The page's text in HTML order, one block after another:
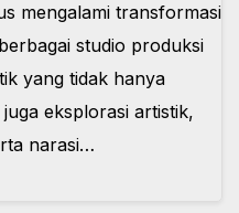
mengalami transformasi
studio produksi
yang tidak hanya
eksplorasi artistik,
narasi…